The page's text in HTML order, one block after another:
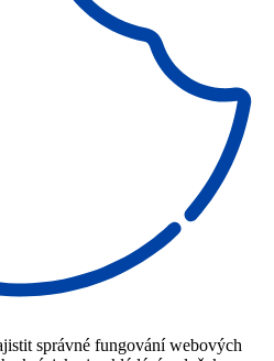
správné fungování webových